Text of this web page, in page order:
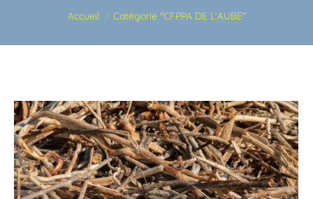
Vous êtes ici :
Accueil Catégorie "CFPPA DE L’AUBE"